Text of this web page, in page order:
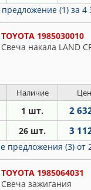
(1) за 4
TOYOTA 1985030010
Свеча накала LAND
Наличие
1 шт. 2
26 шт. 3
предложения (3) от
TOYOTA 1985064031
Свеча зажигания